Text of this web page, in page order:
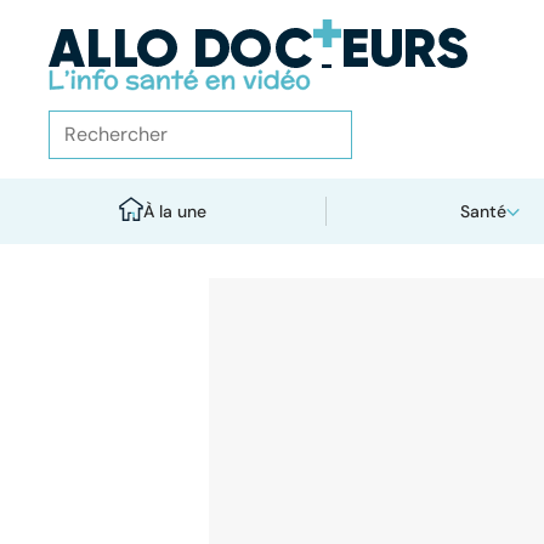
À la une Santé